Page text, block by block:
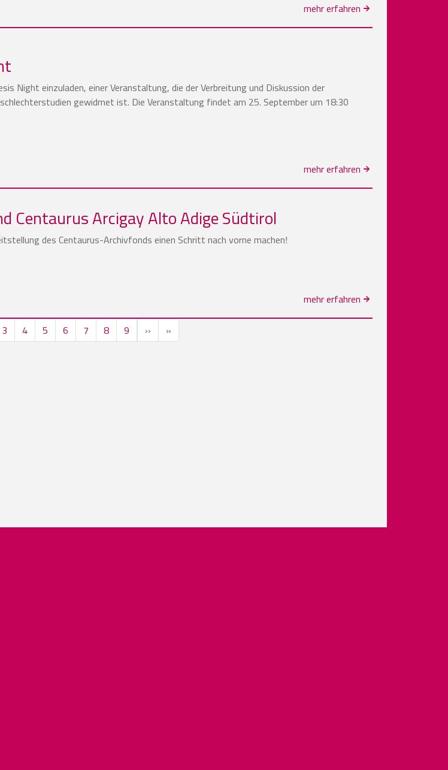
mehr erfahren
Night einzuladen, einer Veranstaltung, die der Verbreitung und Diskussion der
gewidmet ist. Die Veranstaltung findet am 25. September um 18:30
mehr erfahren
Centaurus Arcigay Alto Adige Südtirol
des Centaurus-Archivfonds einen Schritt nach vorne machen!
mehr erfahren
3 4 5 6 7 8 9 ›› Nächste Seite
»